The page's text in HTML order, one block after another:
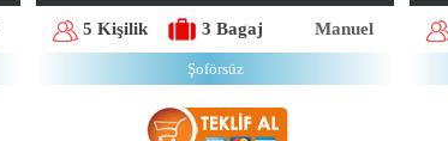
5 Kişilik 3 Bagaj Manuel
Şoförsüz